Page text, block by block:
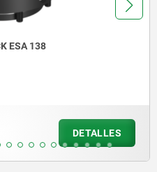
gris, de 4 lados, con